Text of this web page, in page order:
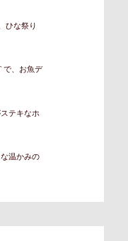
ひな祭り
で、お魚デ
テキなホ
温かみの